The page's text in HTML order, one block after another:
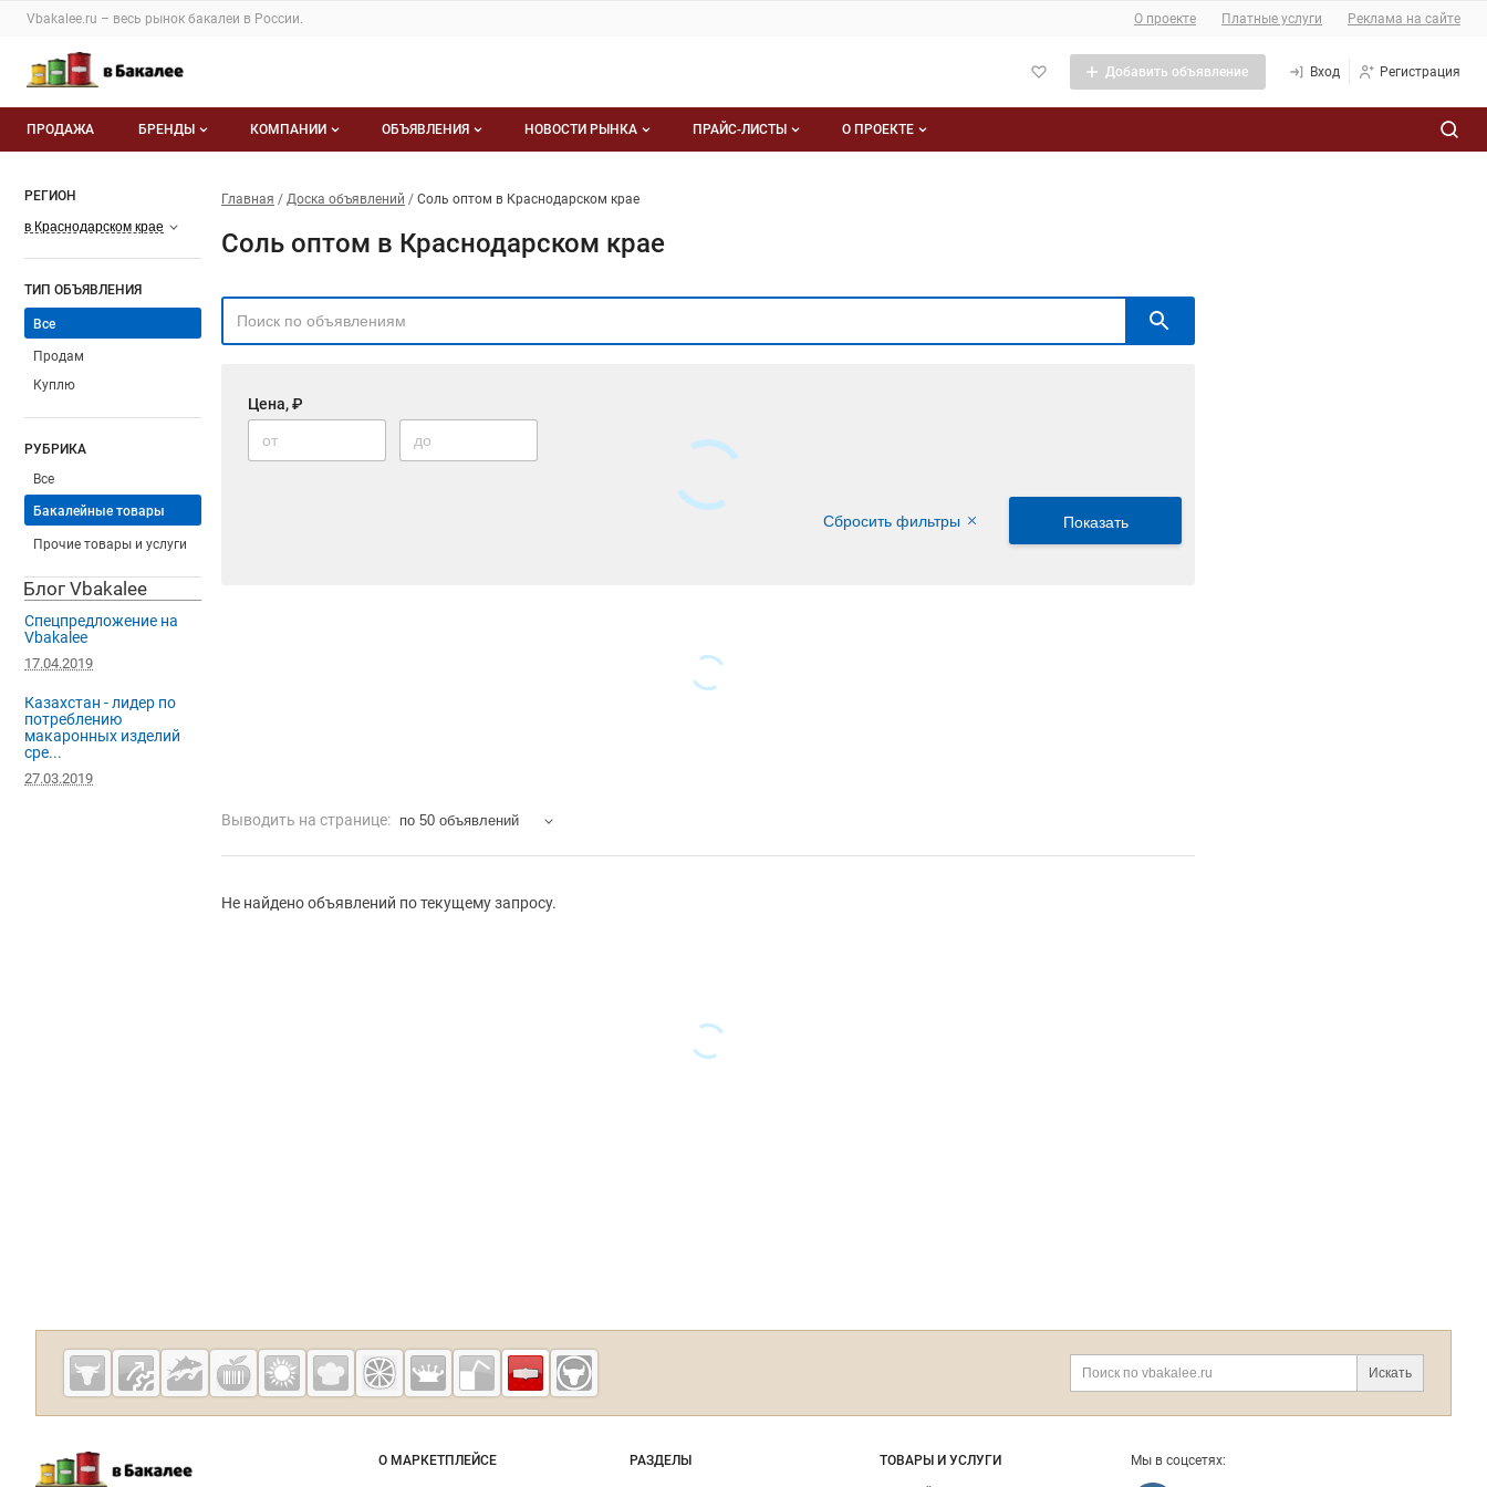
Vbakalee.ru – весь рынок бакалеи в России. О проекте Платные услуги Реклама на сайте
Добавить объявление Вход Регистрация
ПРОДАЖА БРЕНДЫ
О каталоге брендов
КОМПАНИИ
Платное размещение
ОБЪЯВЛЕНИЯ НОВОСТИ РЫНКА ПРАЙС-ЛИСТЫ О ПРОЕКТЕ
РЕГИОН
в Краснодарском крае
ТИП ОБЪЯВЛЕНИЯ
Все
Продам
Куплю
РУБРИКА
Все
Бакалейные товары
Прочие товары и услуги
Блог Vbakalee
Спецпредложение на
Vbakalee
17.04.2019
Казахстан - лидер по
потреблению
макаронных изделий
сре...
27.03.2019
Главная Доска объявлений Соль оптом в Краснодарском крае
Соль оптом в Краснодарском крае
Цена, ₽
Сбросить фильтры Показать
Выводить на странице: по 50 объявлений
Не найдено объявлений по текущему запросу.
Искать
Vbakalee.ru —
рынок
О МАРКЕТПЛЕЙСЕ РАЗДЕЛЫ ТОВАРЫ И УСЛУГИ Мы в соцсетях: